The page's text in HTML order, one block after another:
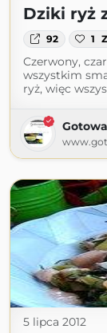
Dziki ryż
92 1
Czerwony,
wszystkim
ryż, więc
5 lipca 2012